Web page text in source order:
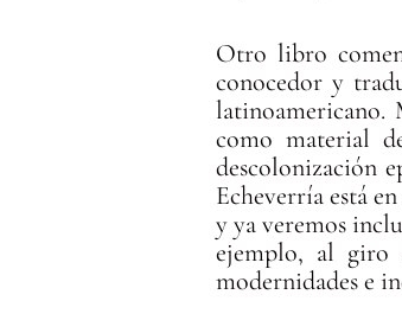
Otro libro
conocedor y
latinoamericano.
como material
descolonización
Echeverría está
y ya veremos
ejemplo, al giro
modernidades e